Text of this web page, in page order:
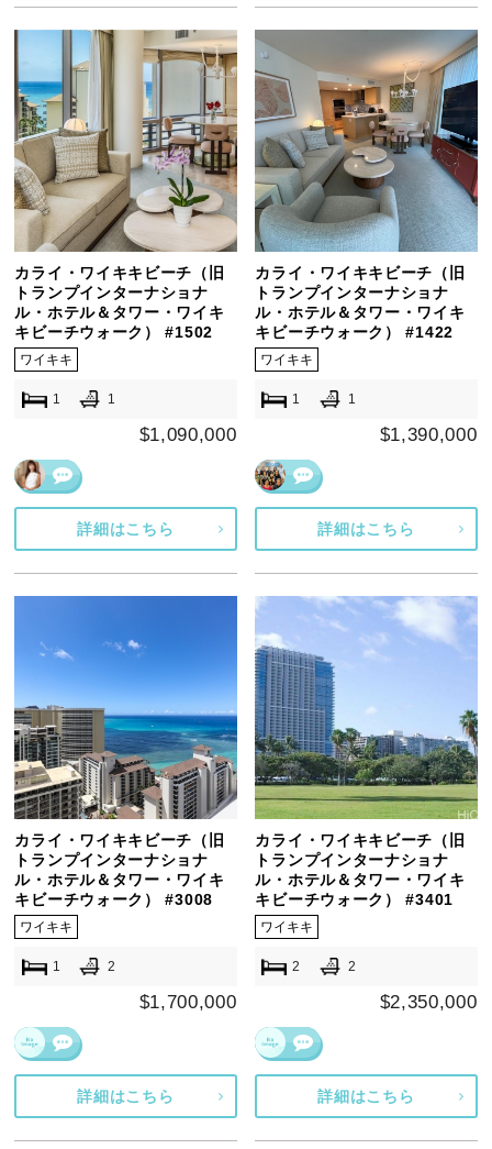
カライ・ワイキキビーチ（旧
トランプインターナショナ
ル・ホテル＆タワー・ワイキ
キビーチウォーク） #1502
ワイキキ
1 1
$1,090,000
詳細はこちら
カライ・ワイキキビーチ（旧
トランプインターナショナ
ル・ホテル＆タワー・ワイキ
キビーチウォーク） #1422
ワイキキ
1 1
$1,390,000
詳細はこちら
カライ・ワイキキビーチ（旧
トランプインターナショナ
ル・ホテル＆タワー・ワイキ
キビーチウォーク） #3008
ワイキキ
1 2
$1,700,000
詳細はこちら
カライ・ワイキキビーチ（旧
トランプインターナショナ
ル・ホテル＆タワー・ワイキ
キビーチウォーク） #3401
ワイキキ
2 2
$2,350,000
詳細はこちら